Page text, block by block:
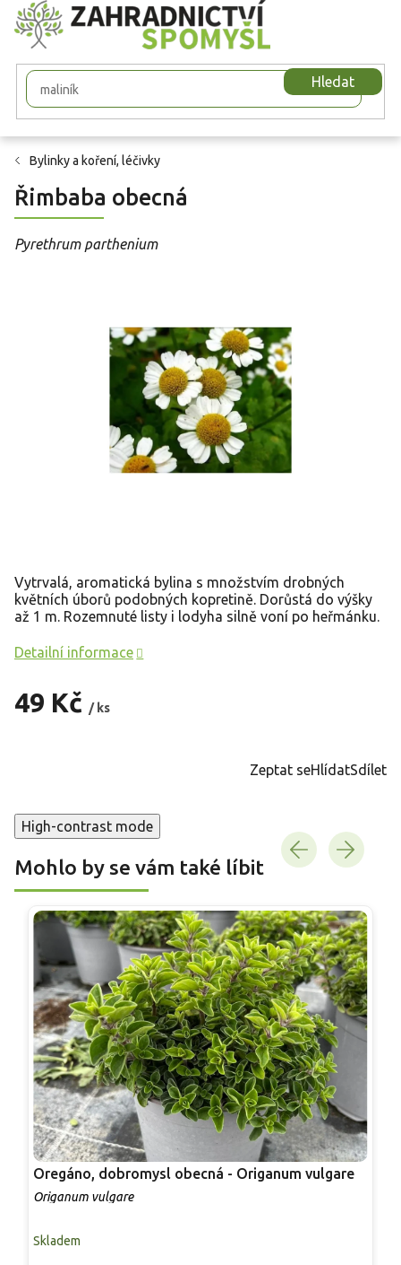
Přejít
na
obsah
Hledat
Bylinky a koření, léčivky
Řimbaba obecná
Pyrethrum parthenium
49 Kč / ks
Vytrvalá, aromatická bylina s množstvím drobných
květních úborů podobných kopretině . Dorůstá do výšky
až 1 m. Rozemnuté listy i lodyha silně voní po heřmánku.
Detailní informace
Zeptat seHlídatSdílet
High-contrast mode
Mohlo by se vám také líbit
Oregáno, dobromysl obecná - Origanum vulgare
Origanum vulgare
Skladem